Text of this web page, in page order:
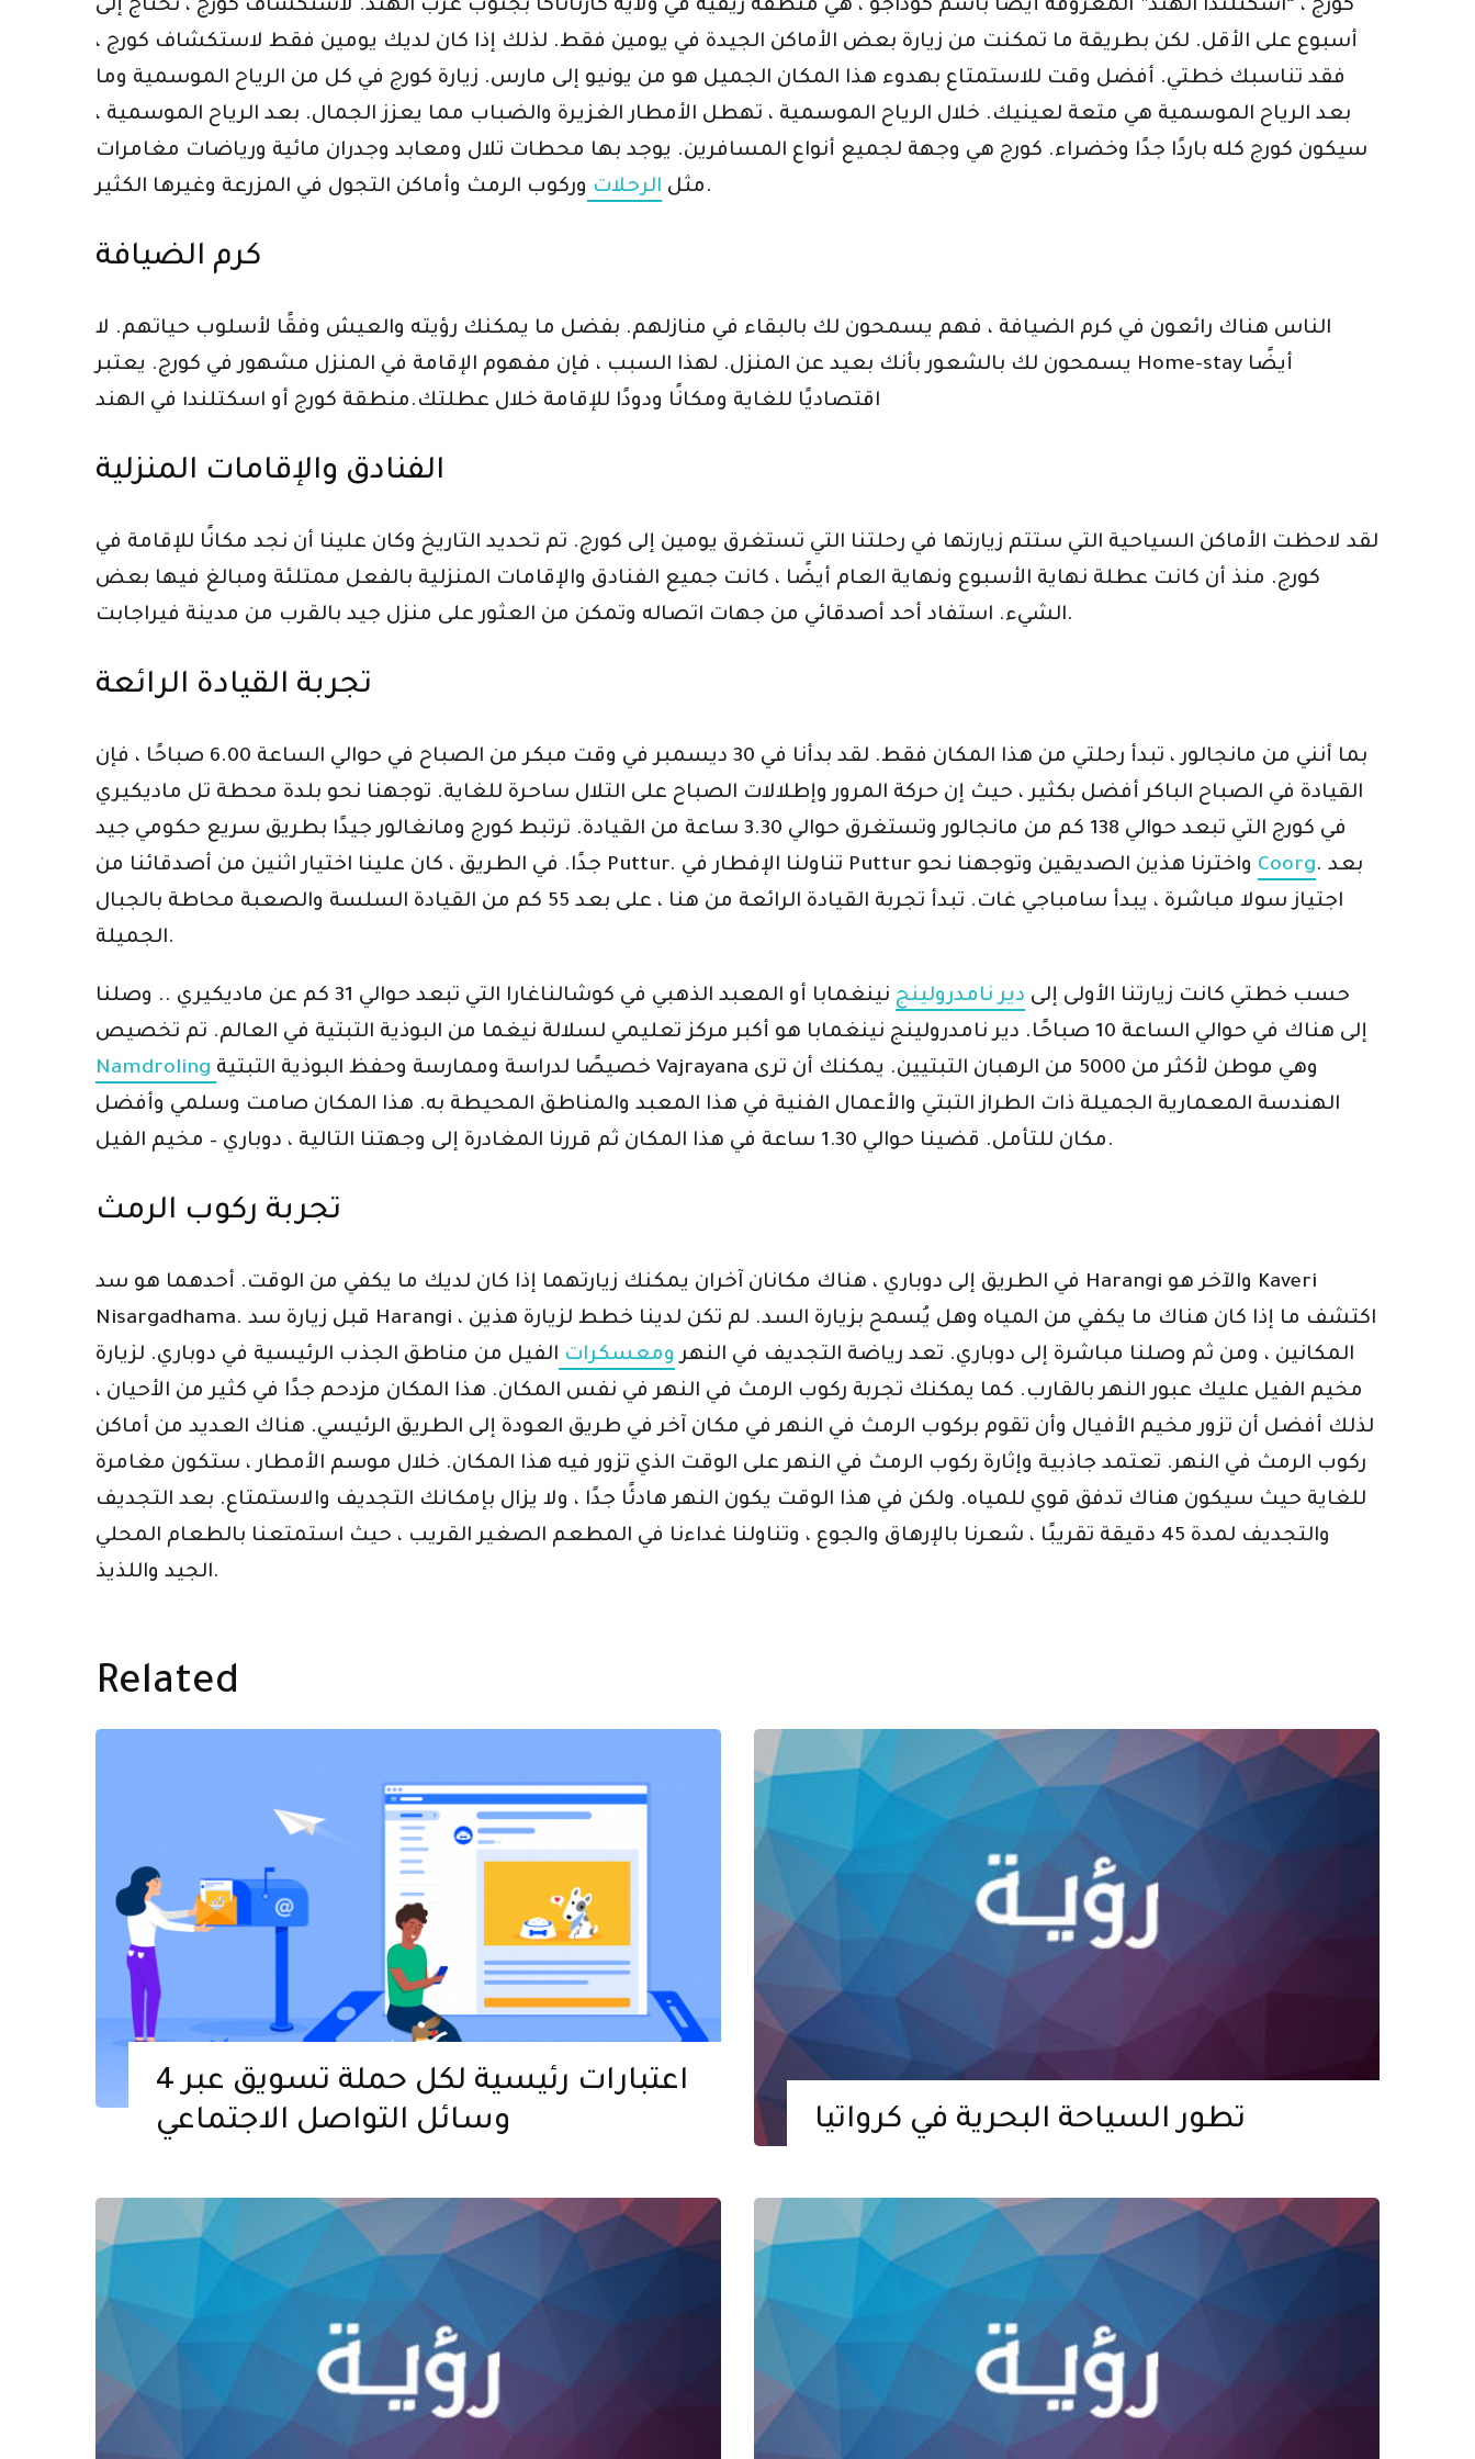
كورج ، “اسكتلندا الهند” المعروفة أيضًا باسم كوداجو ، هي منطقة ريفية في ولاية كارناتاكا بجنوب غرب الهند. لاستكشاف كورج ، نحتاج إلى
أسبوع على الأقل. لكن بطريقة ما تمكنت من زيارة بعض الأماكن الجيدة في يومين فقط. لذلك إذا كان لديك يومين فقط لاستكشاف كورج ،
فقد تناسبك خطتي. أفضل وقت للاستمتاع بهدوء هذا المكان الجميل هو من يونيو إلى مارس. زيارة كورج في كل من الرياح الموسمية وما
بعد الرياح الموسمية هي متعة لعينيك. خلال الرياح الموسمية ، تهطل الأمطار الغزيرة والضباب مما يعزز الجمال. بعد الرياح الموسمية ،
سيكون كورج كله باردًا جدًا وخضراء. كورج هي وجهة لجميع أنواع المسافرين. يوجد بها محطات تلال ومعابد وجدران مائية ورياضات مغامرات
مثل الرحلات وركوب الرمث وأماكن التجول في المزرعة وغيرها الكثير.
كرم الضيافة
الناس هناك رائعون في كرم الضيافة ، فهم يسمحون لك بالبقاء في منازلهم. بفضل ما يمكنك رؤيته والعيش وفقًا لأسلوب حياتهم. لا
يسمحون لك بالشعور بأنك بعيد عن المنزل. لهذا السبب ، فإن مفهوم الإقامة في المنزل مشهور في كورج. يعتبر Home-stay أيضًا
اقتصاديًا للغاية ومكانًا ودودًا للإقامة خلال عطلتك.منطقة كورج أو اسكتلندا في الهند
الفنادق والإقامات المنزلية
لقد لاحظت الأماكن السياحية التي ستتم زيارتها في رحلتنا التي تستغرق يومين إلى كورج. تم تحديد التاريخ وكان علينا أن نجد مكانًا للإقامة في
كورج. منذ أن كانت عطلة نهاية الأسبوع ونهاية العام أيضًا ، كانت جميع الفنادق والإقامات المنزلية بالفعل ممتلئة ومبالغ فيها بعض
الشيء. استفاد أحد أصدقائي من جهات اتصاله وتمكن من العثور على منزل جيد بالقرب من مدينة فيراجابت.
تجربة القيادة الرائعة
بما أنني من مانجالور ، تبدأ رحلتي من هذا المكان فقط. لقد بدأنا في 30 ديسمبر في وقت مبكر من الصباح في حوالي الساعة 6.00 صباحًا ، فإن
القيادة في الصباح الباكر أفضل بكثير ، حيث إن حركة المرور وإطلالات الصباح على التلال ساحرة للغاية. توجهنا نحو بلدة محطة تل ماديكيري
في كورج التي تبعد حوالي 138 كم من مانجالور وتستغرق حوالي 3.30 ساعة من القيادة. ترتبط كورج ومانغالور جيدًا بطريق سريع حكومي جيد
Coorg. بعد
اجتياز سولا مباشرة ، يبدأ سامباجي غات. تبدأ تجربة القيادة الرائعة من هنا ، على بعد 55 كم من القيادة السلسة والصعبة محاطة بالجبال
الجميلة.
حسب خطتي كانت زيارتنا الأولى إلى دير نامدرولينج
نينغمابا أو المعبد الذهبي في كوشالناغارا التي تبعد حوالي 31 كم عن ماديكيري .. وصلنا
إلى هناك في حوالي الساعة 10 صباحًا. دير نامدرولينج نينغمابا هو أكبر مركز تعليمي لسلالة نيغما من البوذية التبتية في العالم. تم تخصيص
Namdroling خصيصًا لدراسة وممارسة وحفظ البوذية التبتية Vajrayana وهي موطن لأكثر من 5000 من الرهبان التبتيين. يمكنك أن ترى
الهندسة المعمارية الجميلة ذات الطراز التبتي والأعمال الفنية في هذا المعبد والمناطق المحيطة به. هذا المكان صامت وسلمي وأفضل
مكان للتأمل. قضينا حوالي 1.30 ساعة في هذا المكان ثم قررنا المغادرة إلى وجهتنا التالية ، دوباري – مخيم الفيل.
تجربة ركوب الرمث
في الطريق إلى دوباري ، هناك مكانان آخران يمكنك زيارتهما إذا كان لديك ما يكفي من الوقت. أحدهما هو سد Harangi والآخر هو Kaveri
Nisargadhama. قبل زيارة سد Harangi ، اكتشف ما إذا كان هناك ما يكفي من المياه وهل يُسمح بزيارة السد. لم تكن لدينا خطط لزيارة هذين
المكانين ، ومن ثم وصلنا مباشرة إلى دوباري. تعد رياضة التجديف في النهر ومعسكرات الفيل من مناطق الجذب الرئيسية في دوباري. لزيارة
مخيم الفيل عليك عبور النهر بالقارب. كما يمكنك تجربة ركوب الرمث في النهر في نفس المكان. هذا المكان مزدحم جدًا في كثير من الأحيان ،
لذلك أفضل أن تزور مخيم الأفيال وأن تقوم بركوب الرمث في النهر في مكان آخر في طريق العودة إلى الطريق الرئيسي. هناك العديد من أماكن
ركوب الرمث في النهر. تعتمد جاذبية وإثارة ركوب الرمث في النهر على الوقت الذي تزور فيه هذا المكان. خلال موسم الأمطار ، ستكون مغامرة
للغاية حيث سيكون هناك تدفق قوي للمياه. ولكن في هذا الوقت يكون النهر هادئًا جدًا ، ولا يزال بإمكانك التجديف والاستمتاع. بعد التجديف
والتجديف لمدة 45 دقيقة تقريبًا ، شعرنا بالإرهاق والجوع ، وتناولنا غداءنا في المطعم الصغير القريب ، حيث استمتعنا بالطعام المحلي
الجيد واللذيذ.
Related
4 اعتبارات رئيسية لكل حملة تسويق عبر
وسائل التواصل الاجتماعي
تطور السياحة البحرية في كرواتيا